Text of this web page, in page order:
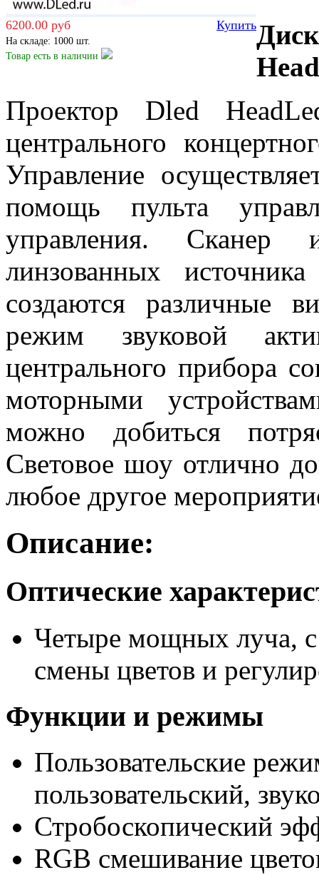
6200.00 руб Купить
На складе: 1000 шт.
Товар есть в наличии
Проектор Dled
центрального
Управление
помощь пульта
управления. Сканер
линзованных
создаются различные
режим звуковой
центрального прибора
моторными
можно добиться
Световое шоу отлично
любое другое
Описание:
Оптические
Четыре мощных луча,
смены цветов и
Функции и режимы
Пользовательские
пользовательский,
Стробоскопический
RGB смешивание